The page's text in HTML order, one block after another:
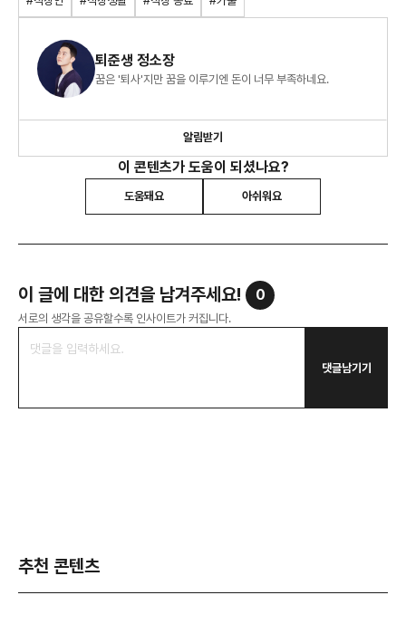
퇴준생 정소장
꿈은 '퇴사'지만 꿈을 이루기엔 돈이 너무 부족하네요.
알림받기
이 콘텐츠가 도움이 되셨나요?
도움돼요 아쉬워요
이 글에 대한 의견을 남겨주세요! 0
서로의 생각을 공유할수록 인사이트가 커집니다.
댓글남기기
추천 콘텐츠